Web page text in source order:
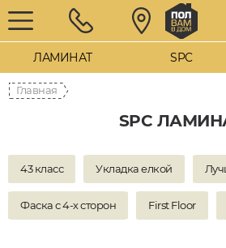
ЛАМИНАТ SPC
Главная
SPC
43 класс Укладка елкой
Фаска с 4-х сторон First Floor